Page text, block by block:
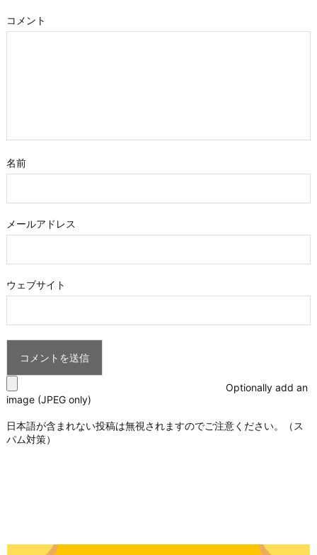
コメント
名前
メールアドレス
ウェブサイト
Optionally add an
image (JPEG only)
日本語が含まれない投稿は無視されますのでご注意ください。（ス
パム対策）